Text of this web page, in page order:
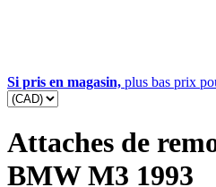
Si pris en magasin, plus bas prix
Attaches de
BMW M3 1993